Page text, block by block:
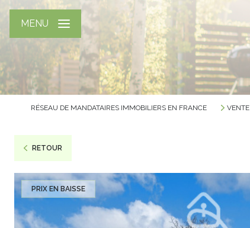
MENU
RÉSEAU DE MANDATAIRES IMMOBILIERS EN FRANCE VENTE
RETOUR
PRIX EN BAISSE